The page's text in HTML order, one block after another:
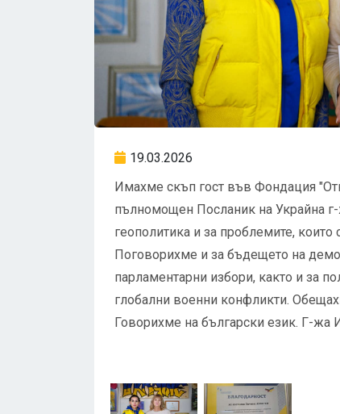
19.03.2026
Имахме скъп гост във Фондация
пълномощен Посланик на Украйна
геополитика и за проблемите,
Поговорихме и за бъдещето на
парламентарни избори, както и за
глобални военни конфликти.
Говорихме на български език. Г-